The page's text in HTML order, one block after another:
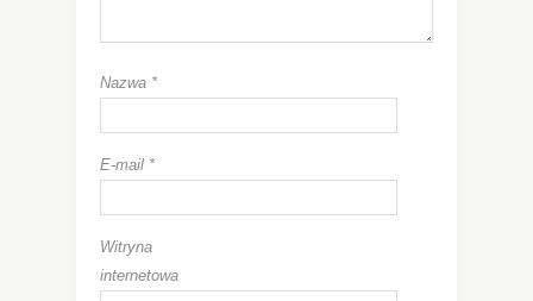
Nazwa *
E-mail *
Witryna
internetowa